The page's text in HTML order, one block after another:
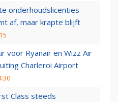
onderhoudslicenties
af, maar krapte blijft
voor Ryanair en Wizz Air
Charleroi Airport
Class steeds